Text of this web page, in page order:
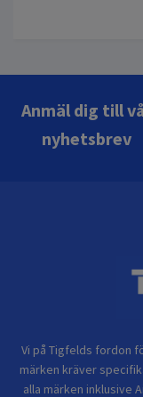
Anmäl dig till
nyhetsbrev
Vi på Tigfelds fordon
märken kräver
alla märken inklusive